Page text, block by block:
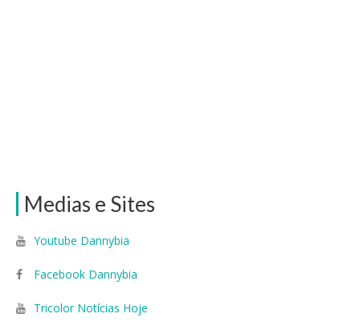
Medias e Sites
Youtube Dannybia
Facebook Dannybia
Tricolor Notícias Hoje